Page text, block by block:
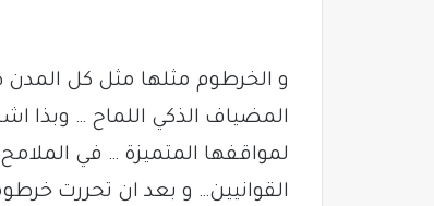
و الخرطوم مثلها مثل كل
المضياف الذكي اللماح … وبذا
لمواقفها المتميزة … في
القوانيين… و بعد ان تحررت